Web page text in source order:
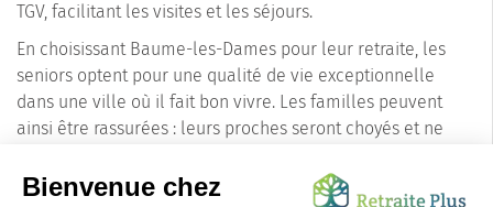
TGV, facilitant les visites et les séjours.
En choisissant Baume-les-Dames pour leur retraite, les
seniors optent pour une qualité de vie exceptionnelle
dans une ville où il fait bon vivre. Les familles peuvent
ainsi être rassurées : leurs proches seront choyés et ne
bien-être de ses aînés.